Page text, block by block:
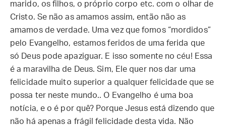
marido, os filhos, o próprio corpo etc. com o olhar de
Cristo. Se não as amamos assim, então não as
amamos de verdade. Uma vez que fomos “mordidos”
pelo Evangelho, estamos feridos de uma ferida que
só Deus pode apaziguar. E isso somente no céu! Essa
é a maravilha de Deus. Sim, Ele quer nos dar uma
felicidade muito superior a qualquer felicidade que se
possa ter neste mundo.. O Evangelho é uma boa
notícia, e o é por quê? Porque Jesus está dizendo que
não há apenas a frágil felicidade desta vida. Não